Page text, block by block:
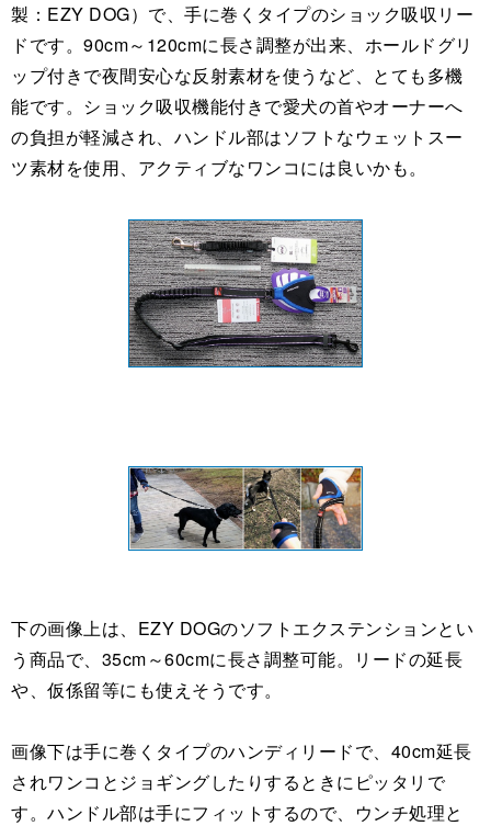
製：EZY DOG）で、手に巻くタイプのショック吸収リー
ドです。90cm～120cmに長さ調整が出来、ホールドグリ
ップ付きで夜間安心な反射素材を使うなど、とても多機
能です。ショック吸収機能付きで愛犬の首やオーナーへ
の負担が軽減され、ハンドル部はソフトなウェットスー
ツ素材を使用、アクティブなワンコには良いかも。
下の画像上は、EZY DOGのソフトエクステンションとい
う商品で、35cm～60cmに長さ調整可能。リードの延長
や、仮係留等にも使えそうです。
画像下は手に巻くタイプのハンディリードで、40cm延長
されワンコとジョギングしたりするときにピッタリで
す。ハンドル部は手にフィットするので、ウンチ処理と